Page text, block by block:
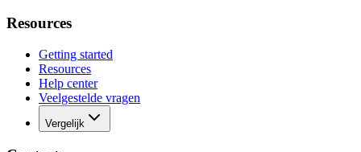
Resources
Getting started
Resources
Help center
Veelgestelde vragen
Vergelijk